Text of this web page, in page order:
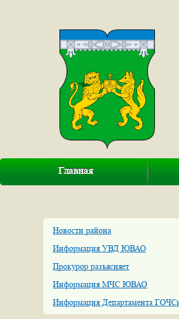
Главная
Новости района
Информация УВД ЮВАО
Прокурор разъясняет
Информация МЧС ЮВАО
Информация Департамента